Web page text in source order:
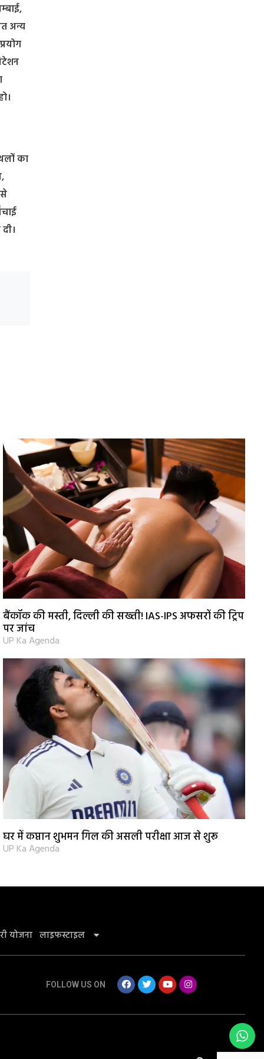
अन्य
का
बैंकॉक की मस्ती, दिल्ली की सख्ती! IAS-IPS अफसरों की ट्रिप
पर जांच
UP Ka Agenda
घर में कप्तान शुभमन गिल की असली परीक्षा आज से शुरू
UP Ka Agenda
योजना लाइफस्टाइल
FOLLOW US ON